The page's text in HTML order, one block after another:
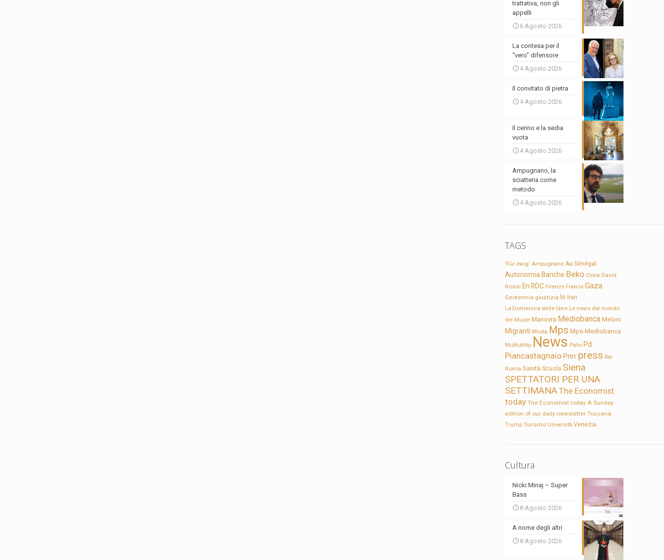
trattativa, non gli
appelli
6 Agosto 2026
La contesa per il
“vero” difensore
4 Agosto 2026
Il convitato di pietra
4 Agosto 2026
Il cerino e la sedia
vuota
4 Agosto 2026
Ampugnano, la
sciatteria come
metodo
4 Agosto 2026
TAGS
'Für ewig' Ampugnano Au Sénégal
Autonomia Banche Beko Clima David
Rossi En RDC Firenze Francia Gaza
Geotermia giustizia Io Iran
La Domenica delle Idee Le news dal mondo
dei Musei Manovra Mediobanca Meloni
Migranti Moda Mps Mps-Mediobanca
Multiutility News Palio Pd
Piancastagnaio Pnrr press Rai
Roma Sanità Scuola Siena
SPETTATORI PER UNA
SETTIMANAThe Economist
today The Economist today A Sunday
edition of our daily newsletter Toscana
Trump Turismo Università Venezia
Cultura
Nicki Minaj – Super
Bass
8 Agosto 2026
A nome degli altri
8 Agosto 2026